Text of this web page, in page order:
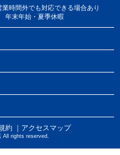
時間外でも対応できる場合あり
年末年始・夏季休暇
約 ｜アクセスマップ
rights reserved.